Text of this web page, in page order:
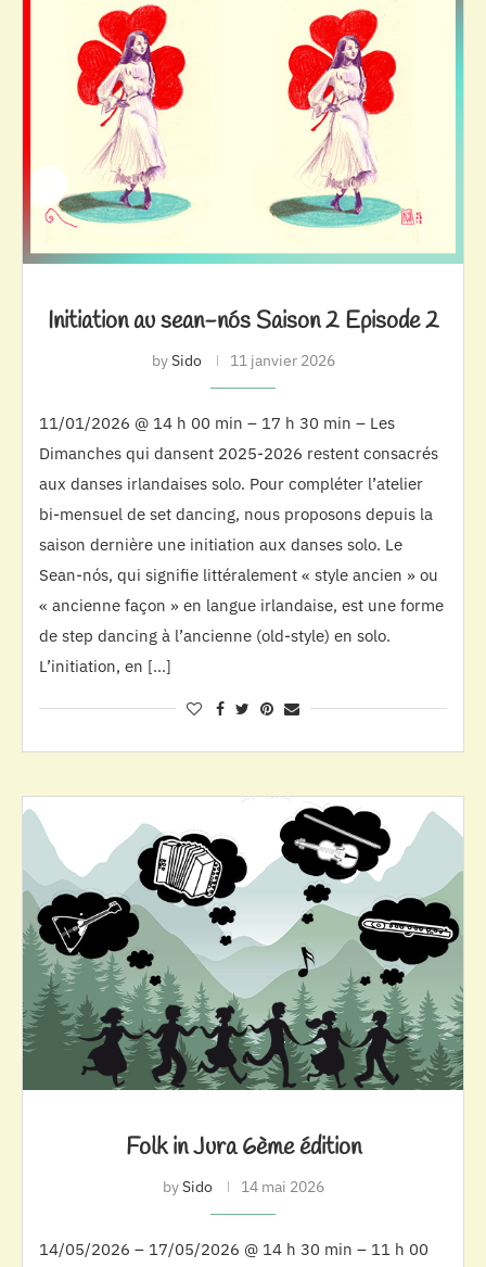
Initiation au sean-nós Saison 2 Episode 2
bySido 11 janvier 2026
11/01/2026 @ 14 h 00 min – 17 h 30 min – Les
Dimanches qui dansent 2025-2026 restent consacrés
aux danses irlandaises solo. Pour compléter l’atelier
bi-mensuel de set dancing, nous proposons depuis la
saison dernière une initiation aux danses solo. Le
Sean-nós, qui signifie littéralement « style ancien » ou
« ancienne façon » en langue irlandaise, est une forme
de step dancing à l’ancienne (old-style) en solo.
L’initiation, en […]
Folk in Jura 6ème édition
bySido 14 mai 2026
14/05/2026 – 17/05/2026 @ 14 h 30 min – 11 h 00